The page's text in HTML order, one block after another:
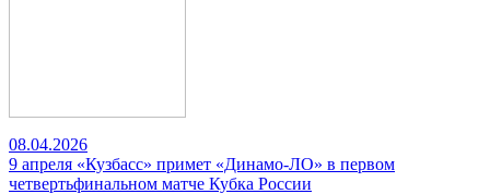
08.04.2026
9 апреля «Кузбасс» примет «Динамо-ЛО» в первом
четвертьфинальном матче Кубка России